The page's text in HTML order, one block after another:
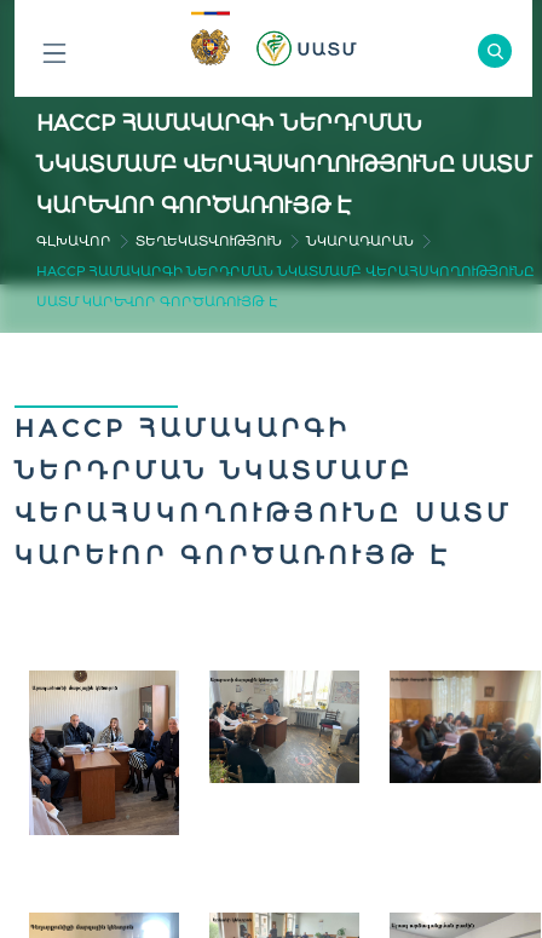
ԲՈԼՈՐ
ԲԱԺԻՆՆԵՐԸ
HACCP ՀԱՄԱԿԱՐԳԻ ՆԵՐԴՐՄԱՆ
ՆԿԱՏՄԱՄԲ ՎԵՐԱՀՍԿՈՂՈՒԹՅՈՒՆԸ ՍԱՏՄ
ԿԱՐԵՒՈՐ ԳՈՐԾԱՌՈՒՅԹ Է
ԳԼԽԱՎՈՐ ՏԵՂԵԿԱՏՎՈՒԹՅՈՒՆ
ՆԿԱՐԱԴԱՐԱՆ
HACCP ՀԱՄԱԿԱՐԳԻ ՆԵՐԴՐՄԱՆ ՆԿԱՏՄԱՄԲ ՎԵՐԱՀՍԿՈՂՈՒԹՅՈՒՆԸ
ՍԱՏՄ ԿԱՐԵՒՈՐ ԳՈՐԾԱՌՈՒՅԹ Է
HACCP ՀԱՄԱԿԱՐԳԻ
ՆԵՐԴՐՄԱՆ ՆԿԱՏՄԱՄԲ
ՎԵՐԱՀՍԿՈՂՈՒԹՅՈՒՆԸ ՍԱՏՄ
ԿԱՐԵՒՈՐ ԳՈՐԾԱՌՈՒՅԹ Է